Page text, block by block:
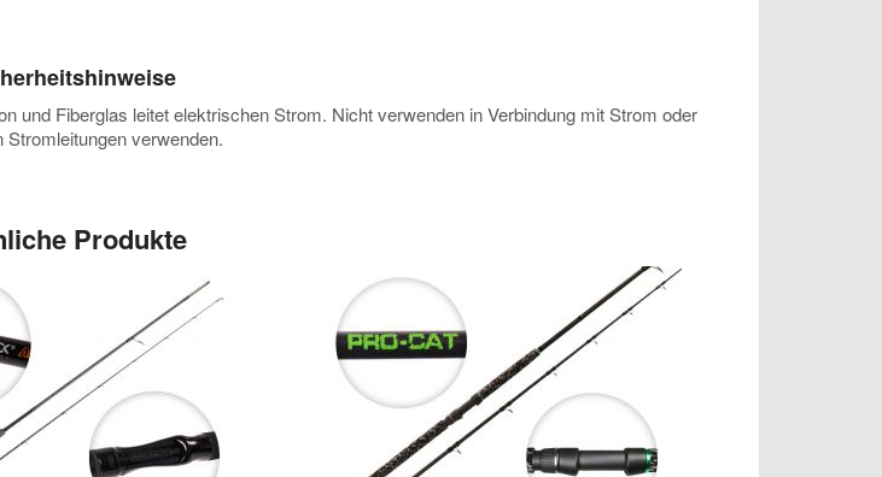
und Fiberglas leitet elektrischen Strom. Nicht verwenden in Verbindung mit Strom oder
verwenden.
Produkte